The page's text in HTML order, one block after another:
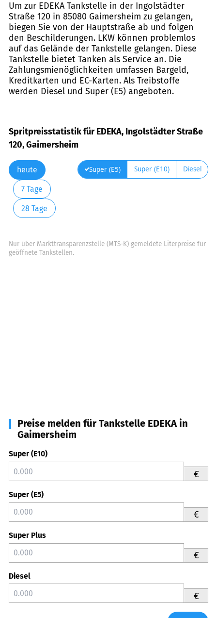
Um zur EDEKA Tankstelle in der Ingolstädter
Straße 120 in 85080 Gaimersheim zu gelangen,
biegen Sie von der Hauptstraße ab und folgen
den Beschilderungen. LKW können problemlos
auf das Gelände der Tankstelle gelangen. Diese
Tankstelle bietet Tanken als Service an. Die
Zahlungsmienöglichkeiten umfassen Bargeld,
Kreditkarten und EC-Karten. Als Treibstoffe
werden Diesel und Super (E5) angeboten.
Spritpreisstatistik für EDEKA, Ingolstädter Straße
120, Gaimersheim
heute
7 Tage
28 Tage
Super (E5) Super (E10) Diesel
Nur über Markttransparenzstelle (MTS-K) gemeldete Literpreise für
geöffnete Tankstellen.
Preise melden für Tankstelle EDEKA in
Gaimersheim
Super (E10)
€
Super (E5)
€
Super Plus
€
Diesel
€